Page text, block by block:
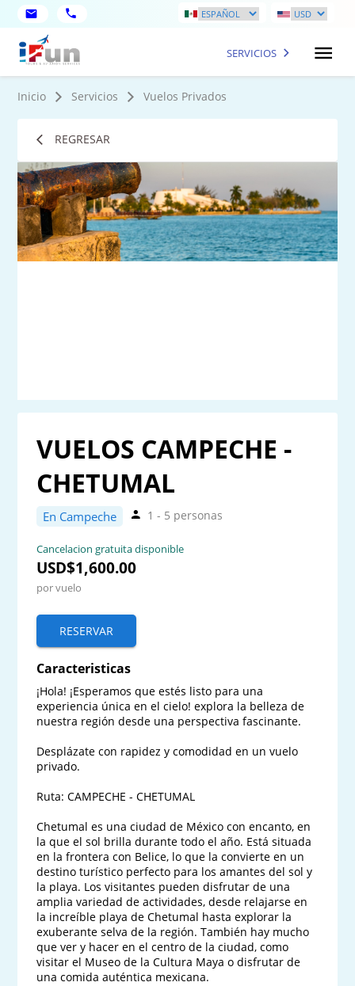
SERVICIOS
Inicio Servicios Vuelos Privados
REGRESAR
VUELOS CAMPECHE -
CHETUMAL
En Campeche 1 - 5 personas
Cancelacion gratuita disponible
USD$1,600.00
por vuelo
RESERVAR
Caracteristicas
¡Hola! ¡Esperamos que estés listo para una
experiencia única en el cielo! explora la belleza de
nuestra región desde una perspectiva fascinante.
Desplázate con rapidez y comodidad en un vuelo
privado.
Ruta: CAMPECHE - CHETUMAL
Chetumal es una ciudad de México con encanto, en
la que el sol brilla durante todo el año. Está situada
en la frontera con Belice, lo que la convierte en un
destino turístico perfecto para los amantes del sol y
la playa. Los visitantes pueden disfrutar de una
amplia variedad de actividades, desde relajarse en
la increíble playa de Chetumal hasta explorar la
exuberante selva de la región. También hay mucho
que ver y hacer en el centro de la ciudad, como
visitar el Museo de la Cultura Maya o disfrutar de
una comida auténtica mexicana.